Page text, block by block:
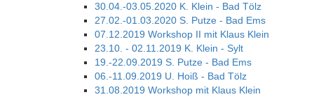
30.04.-03.05.2020 K. Klein - Bad Tölz
27.02.-01.03.2020 S. Putze - Bad Ems
07.12.2019 Workshop II mit Klaus Klein
23.10. - 02.11.2019 K. Klein - Sylt
19.-22.09.2019 S. Putze - Bad Ems
06.-11.09.2019 U. Hoiß - Bad Tölz
31.08.2019 Workshop mit Klaus Klein